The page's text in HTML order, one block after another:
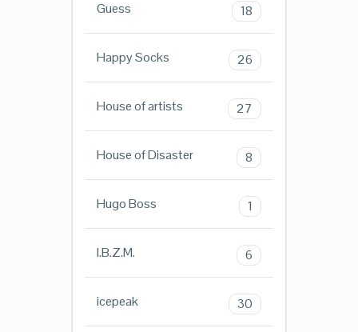
Guess 18
Happy Socks 26
House of artists 27
House of Disaster 8
Hugo Boss 1
I.B.Z.M. 6
icepeak 30